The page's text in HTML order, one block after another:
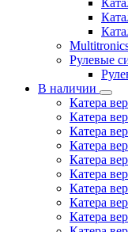
Рулевые
В наличии
Катера
Катера
Катера
Катера
Катера
Катера
Катера
Катера
Катера